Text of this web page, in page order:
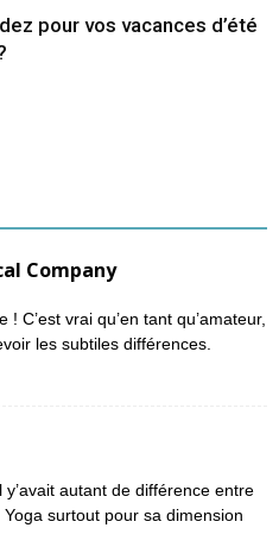
pour vos vacances d’été
Company
C’est vrai qu’en tant qu’amateur,
les subtiles différences.
y’avait autant de différence entre
surtout pour sa dimension